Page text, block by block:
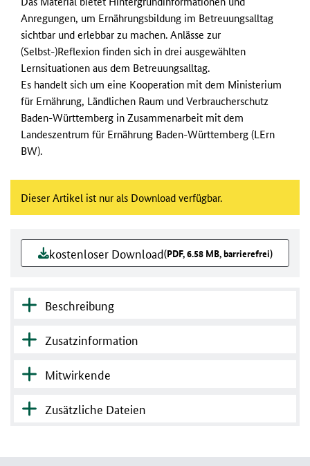
Anregungen, um Ernährungsbildung im Betreuungsalltag
sichtbar und erlebbar zu machen. Anlässe zur
(Selbst-)Reflexion finden sich in drei ausgewählten
Lernsituationen aus dem Betreuungsalltag.
Es handelt sich um eine Kooperation mit dem Ministerium
für Ernährung, Ländlichen Raum und Verbraucherschutz
Baden-Württemberg in Zusammenarbeit mit dem
Landeszentrum für Ernährung Baden-Württemberg (LErn
BW).
Dieser Artikel ist nur als Download verfügbar.
kostenloser Download(PDF, 6.58 MB, barrierefrei)
Beschreibung
Zusatzinformation
Mitwirkende
Zusätzliche Dateien